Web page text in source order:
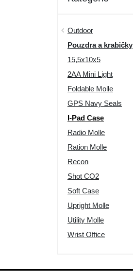
Taktické vybavení
Dárkové poukazy
Výprodej
Outdoor
Pouzdra a krabičky
15,5x10x5
2AA Mini Light
Foldable Molle
GPS Navy Seals
I-Pad Case
Radio Molle
Ration Molle
Recon
Shot CO2
Soft Case
Upright Molle
Utility Molle
Wrist Office